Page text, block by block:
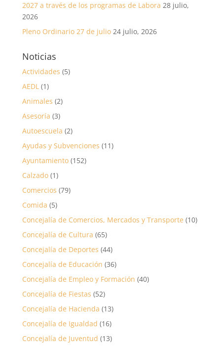
2027 a través de los programas de Labora 28 julio,
2026
Pleno Ordinario 27 de julio 24 julio, 2026
Noticias
Actividades (5)
AEDL(1)
Animales (2)
Asesoría (3)
Autoescuela (2)
Ayudas y Subvenciones (11)
Ayuntamiento(152)
Calzado(1)
Comercios (79)
Comida (5)
Concejalía de Comercios, Mercados y Transporte (10)
Concejalía de Cultura (65)
Concejalía de Deportes (44)
Concejalía de Educación (36)
Concejalía de Empleo y Formación (40)
Concejalía de Fiestas (52)
Concejalía de Hacienda (13)
Concejalía de Igualdad (16)
Concejalía de Juventud (13)